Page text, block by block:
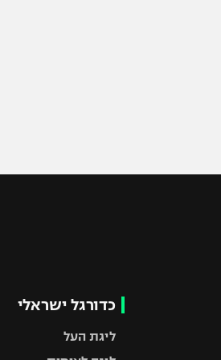
כדורגל ישראלי
ליגת העל